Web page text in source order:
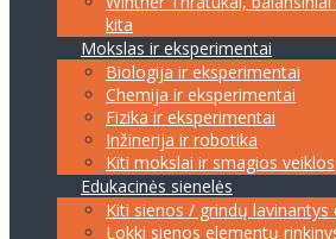
kita
Mokslas ir eksperimentai
Biologija ir eksperimentai
Chemija ir eksperimentai
Fizika ir eksperimentai
Inžinerija ir robotika
Kiti mokslai ir smagios veiklos
Edukacinės sienelės
Kiti sienos / grindų lavinantys
Lokki sienos elementų